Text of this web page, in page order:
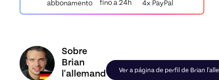
abbonamento
fino a 24h
4x PayPal
Conheça o perfil de Brian l'allemand, Skiller em
Sobre
Brian
l'allemand
Ver a página de perfil de Brian